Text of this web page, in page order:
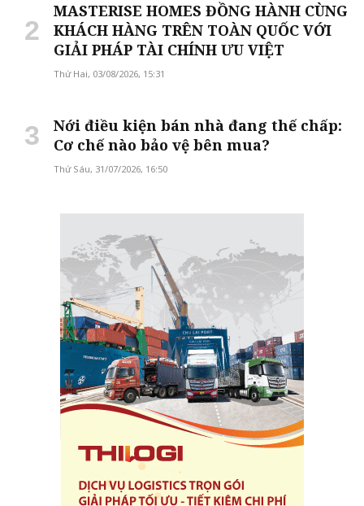
MASTERISE HOMES ĐỒNG HÀNH CÙNG
KHÁCH HÀNG TRÊN TOÀN QUỐC VỚI
GIẢI PHÁP TÀI CHÍNH ƯU VIỆT
Thứ Hai, 03/08/2026, 15:31
Nới điều kiện bán nhà đang thế chấp:
Cơ chế nào bảo vệ bên mua?
Thứ Sáu, 31/07/2026, 16:50